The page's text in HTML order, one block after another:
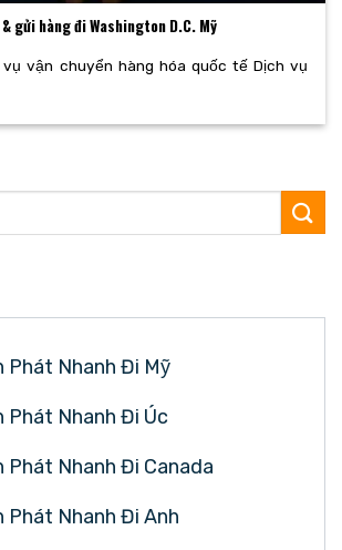
gửi hàng đi Washington D.C. Mỹ
vụ vận chuyển hàng hóa quốc tế Dịch vụ
Phát Nhanh Đi Mỹ
Phát Nhanh Đi Úc
Phát Nhanh Đi Canada
Phát Nhanh Đi Anh